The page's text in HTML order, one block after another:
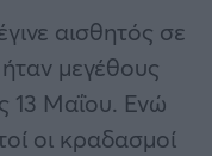
αισθητός σε
μεγέθους
13 Μαΐου. Ενώ
οι κραδασμοί